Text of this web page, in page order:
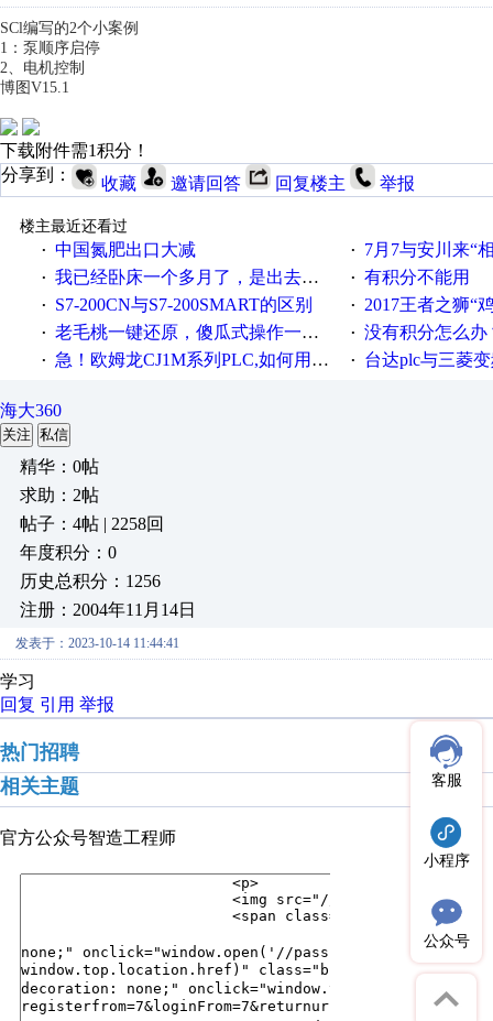
SCl编写的2个小案例
1：泵顺序启停
2、电机控制
博图V15.1
下载附件需1积分！
分享到：
收藏 邀请回答 回复楼主 举报
楼主最近还看过
· 中国氮肥出口大减 · 7月7与安川来“
· 我已经卧床一个多月了，是出去安装机械手在高速遭遇车祸所致:大家工作都要特别注意啊 · 有积分不能用
· S7-200CN与S7-200SMART的区别 · 2017王者之狮“鸡”情签到
· 老毛桃一键还原，傻瓜式操作一键轻松备份还原；程序为向导式安装，一键即可实现自动备份或还原系统。 · 没有积分怎么办
· 急！欧姆龙CJ1M系列PLC,如何用时间控制变频器。要求时间在组态王中可以自由输入！拜托各位大神了！ · 台达plc与三菱
海大360
关注 私信
精华：0帖
求助：2帖
帖子：4帖 | 2258回
年度积分：0
历史总积分：1256
注册：2004年11月14日
发表于：2023-10-14 11:44:41
学习
回复 引用 举报
热门招聘
相关主题
官方公众号智造工程师
客服
小程序
公众号